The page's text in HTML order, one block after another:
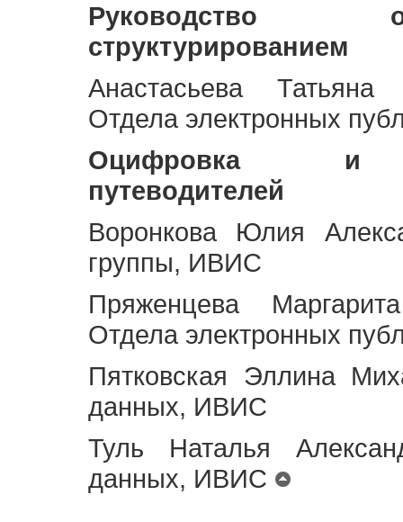
Руководство
структурированием
Анастасьева Татьяна
Отдела электронных
Оцифровка и
путеводителей
Воронкова Юлия
группы, ИВИС
Пряженцева
Отдела электронных
Пятковская Эллина
данных, ИВИС
Туль Наталья
данных, ИВИС